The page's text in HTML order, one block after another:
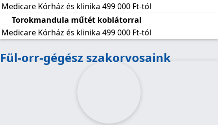
Medicare Kórház és klinika 499 000 Ft-tól
Torokmandula műtét koblátorral
Medicare Kórház és klinika 499 000 Ft-tól
Fül-orr-gégész szakorvosaink